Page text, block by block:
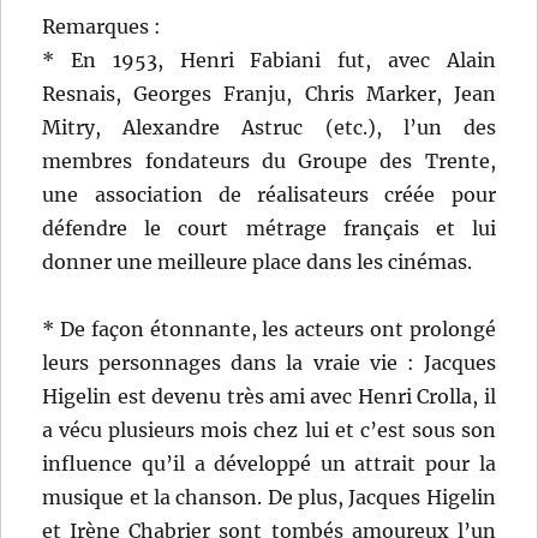
Remarques :
* En 1953, Henri Fabiani fut, avec Alain
Resnais, Georges Franju, Chris Marker, Jean
Mitry, Alexandre Astruc (etc.), l’un des
membres fondateurs du Groupe des Trente,
une association de réalisateurs créée pour
défendre le court métrage français et lui
donner une meilleure place dans les cinémas.
* De façon étonnante, les acteurs ont prolongé
leurs personnages dans la vraie vie : Jacques
Higelin est devenu très ami avec Henri Crolla, il
a vécu plusieurs mois chez lui et c’est sous son
influence qu’il a développé un attrait pour la
musique et la chanson. De plus, Jacques Higelin
et Irène Chabrier sont tombés amoureux l’un